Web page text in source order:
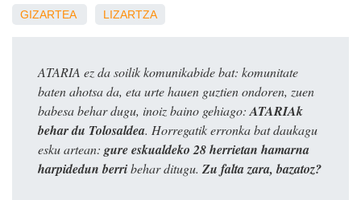
GIZARTEA LIZARTZA
ATARIA ez da soilik komunikabide bat: komunitate
baten ahotsa da, eta urte hauen guztien ondoren, zuen
babesa behar dugu, inoiz baino gehiago: ATARIAk
behar du Tolosaldea. Horregatik erronka bat daukagu
esku artean: gure eskualdeko 28 herrietan hamarna
harpidedun berribehar ditugu. Zu falta zara, bazatoz?